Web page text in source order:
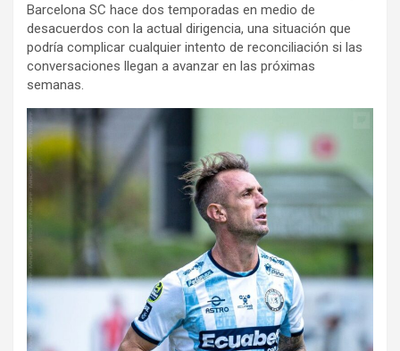
Barcelona SC hace dos temporadas en medio de
desacuerdos con la actual dirigencia, una situación que
podría complicar cualquier intento de reconciliación si las
conversaciones llegan a avanzar en las próximas
semanas.